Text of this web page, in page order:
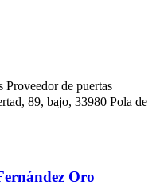
Proveedor de puertas
89, bajo, 33980 Pola de
Oro